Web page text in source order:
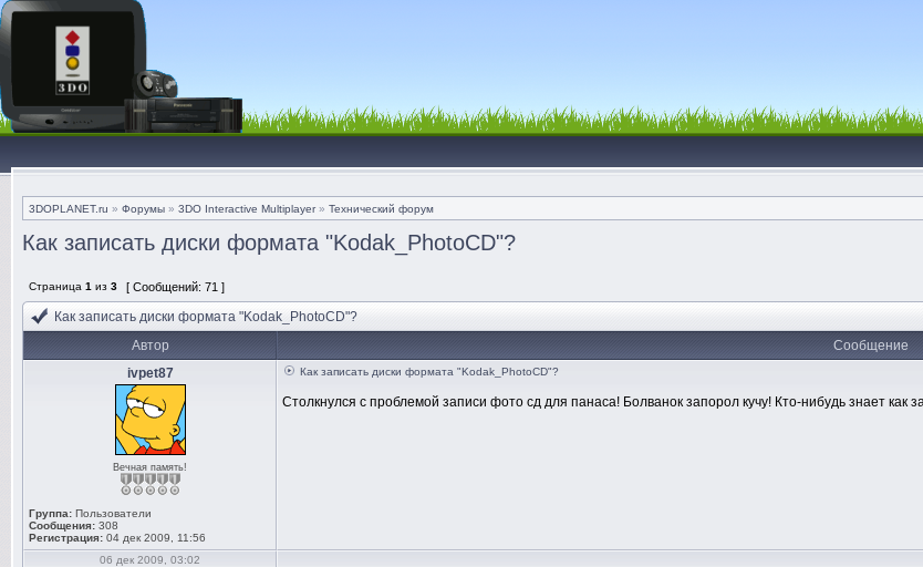
3DOPLANET.ru » Форумы » 3DO Interactive Multiplayer» Технический форум
Как записать диски формата "Kodak_PhotoCD"?
Страница 1 из 3 [ Сообщений: 71 ]
Как записать диски формата "Kodak_PhotoCD"?
Автор
Сообщение
ivpet87
Вечная память!
Группа: Пользователи
Сообщения: 308
Регистрация: 04 дек 2009, 11:56
Как записать диски формата "Kodak_PhotoCD"?
Столкнулся с проблемой записи фото сд для панаса! Болванок запорол кучу! Кто-нибудь знает как
06 дек 2009, 03:02